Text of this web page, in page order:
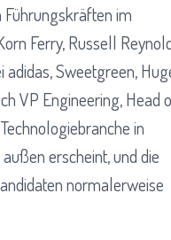
Führungskräften im
Ferry, Russell
Sweetgreen,
VP Engineering, Head
in
erscheint, und die
normalerweise